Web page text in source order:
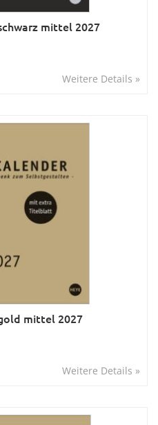
mittel 2027
Weitere Details »
mittel 2027
Weitere Details »